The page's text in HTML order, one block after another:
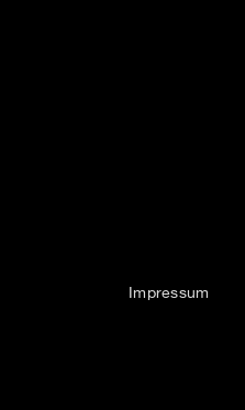
Impressum